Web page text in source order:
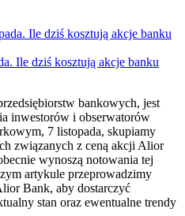
Ile dziś kosztują akcje banku
bankowych, jest
inwestorów i obserwatorów
7 listopada, skupiamy
związanych z ceną akcji Alior
wynoszą notowania tej
artykule przeprowadzimy
Bank, aby dostarczyć
stan oraz ewentualne trendy